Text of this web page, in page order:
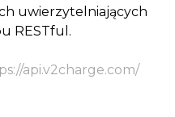
uwierzytelniających
RESTful.
api.v2charge.com/